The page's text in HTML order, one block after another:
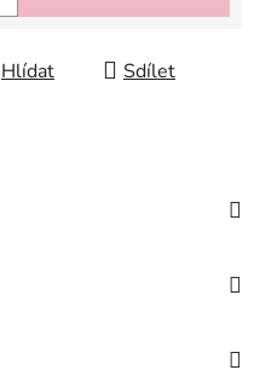
Hlídat Sdílet